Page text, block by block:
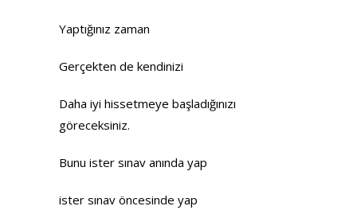
Yaptığınız zaman
Gerçekten de kendinizi
Daha iyi hissetmeye başladığınızı
göreceksiniz.
Bunu ister sınav anında yap
ister sınav öncesinde yap